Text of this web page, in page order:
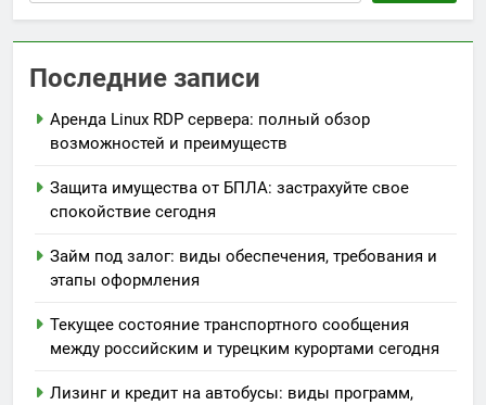
Последние записи
Аренда Linux RDP сервера: полный обзор
возможностей и преимуществ
Защита имущества от БПЛА: застрахуйте свое
спокойствие сегодня
Займ под залог: виды обеспечения, требования и
этапы оформления
Текущее состояние транспортного сообщения
между российским и турецким курортами сегодня
Лизинг и кредит на автобусы: виды программ,